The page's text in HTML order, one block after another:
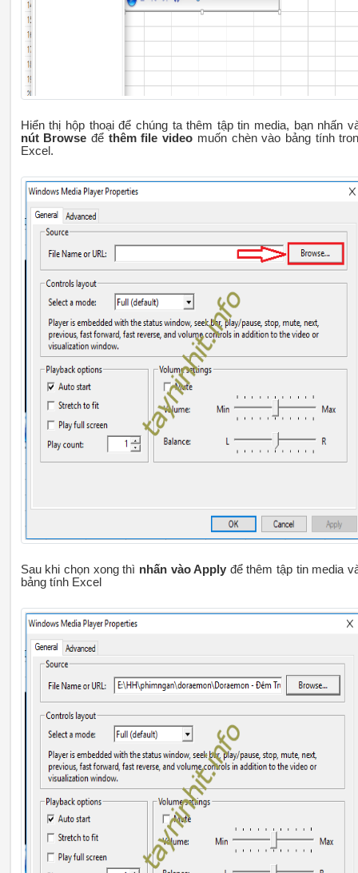
Hiển thị hộp thoại để chúng ta thêm tập tin media, bạn nhấn
nút Browse để thêm file video muốn chèn vào bảng tính
Excel.
Sau khi chọn xong thì nhấn vào Apply để thêm tập tin media
bảng tính Excel